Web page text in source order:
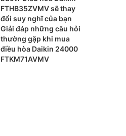
FTHB35ZVMV sẽ thay
đổi suy nghĩ của bạn
Giải đáp những câu hỏi
thường gặp khi mua
điều hòa Daikin 24000
FTKM71AVMV